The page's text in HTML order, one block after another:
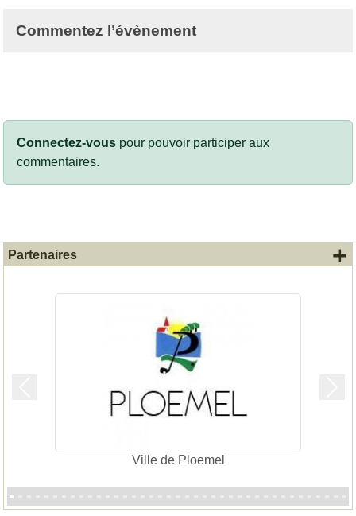
Commentez l’évènement
Connectez-vous pour pouvoir participer aux
commentaires.
Partenaires
Ville de Ploemel
+